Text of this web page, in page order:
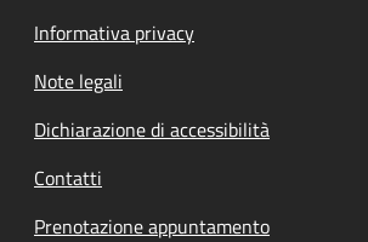
Informativa privacy
Note legali
Dichiarazione di accessibilità
Contatti
Prenotazione appuntamento